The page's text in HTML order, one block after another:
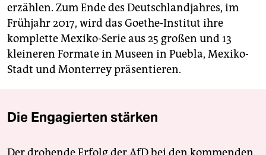
erzählen. Zum Ende des Deutschlandjahres, im
Frühjahr 2017, wird das Goethe-Institut ihre
komplette Mexiko-Serie aus 25 großen und 13
kleineren Formate in Museen in Puebla, Mexiko-
Stadt und Monterrey präsentieren.
Die Engagierten stärken